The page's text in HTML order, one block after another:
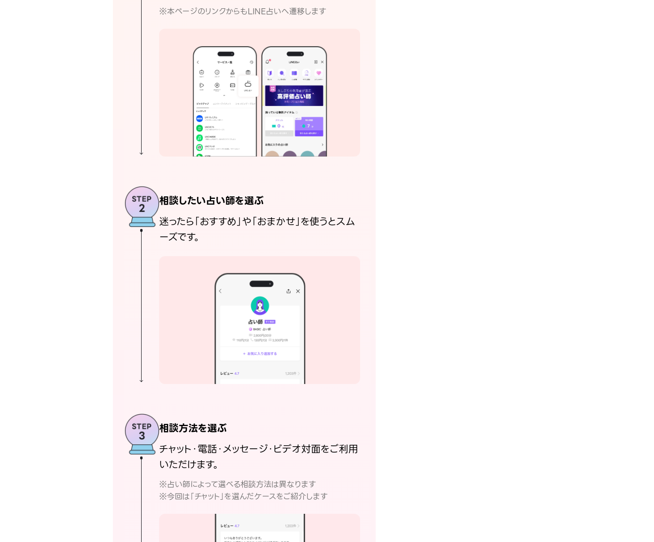
※本ページのリンクからもLINE占いへ遷移します
相談したい占い師を選ぶ
迷ったら「おすすめ」や「おまかせ」を使うとスム
ーズです。
相談方法を選ぶ
チャット・電話・メッセージ・ビデオ対面をご利用
いただけます。
※占い師によって選べる相談方法は異なります
※今回は「チャット」を選んだケースをご紹介します